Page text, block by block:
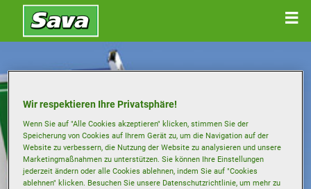
Wir respektieren Ihre Privatsphäre!
Wenn Sie auf "Alle Cookies akzeptieren" klicken, stimmen Sie der
Speicherung von Cookies auf Ihrem Gerät zu, um die Navigation auf der
Website zu verbessern, die Nutzung der Website zu analysieren und unsere
Marketingmaßnahmen zu unterstützen. Sie können Ihre Einstellungen
jederzeit ändern oder alle Cookies ablehnen, indem Sie auf "Cookies
ablehnen" klicken. Besuchen Sie unsere Datenschutzrichtlinie, um mehr zu